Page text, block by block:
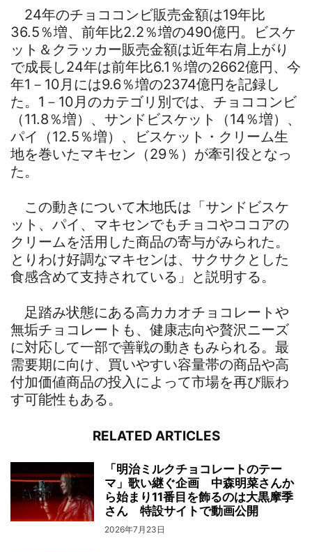
24年のチョココンビ販売金額は19年比
36.5％増、前年比2.2％増の490億円。ビスケ
ット＆クラッカー販売金額は近年右肩上がり
で成長し24年は前年比6.1％増の2662億円、今
年1－10月には9.6％増の2374億円を記録し
た。1－10月のカテゴリ別では、チョココンビ
（11.8％増）、サンドビスケット（14％増）、
パイ（12.5％増）、ビスケット・クリーム生
地を巻いたマキセン（29％）が牽引役となっ
た。
この動きについて木地氏は「サンドビスケ
ット、パイ、マキセンでもチョコやココアの
クリームを活用した商品の寄与がみられた。
とりわけ好調なマキセンは、サクサクとした
食感含めて支持されている」と説明する。
足踏み状態にある高カカオチョコレートや
無垢チョコレートも、健康志向や贅沢ニーズ
に対応して一部で善戦の動きもみられる。最
需要期に向け、買いやすい容量帯の商品や高
付加価値商品の投入によって市場を再び賑わ
す可能性もある。
RELATED ARTICLES
「明治ミルクチョコレートのテー
マ」歌い継ぐ企画 中森明菜さんか
ら始まり11番目を飾るのは大黒摩季
さん 特設サイトで動画公開
2026年7月23日